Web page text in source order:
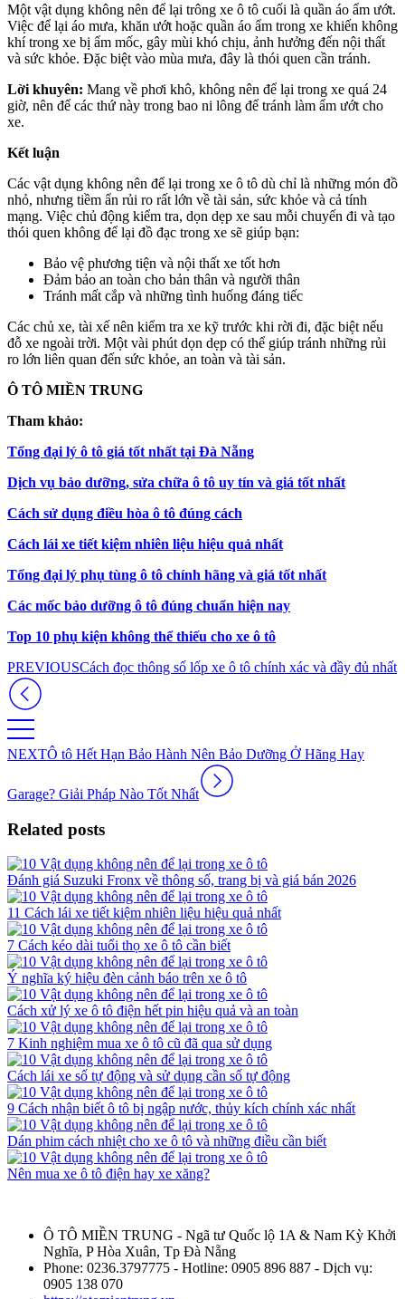
Một vật dụng không nên để lại trông xe ô tô cuối là quần áo ẩm ướt.
Việc để lại áo mưa, khăn ướt hoặc quần áo ẩm trong xe khiến không
khí trong xe bị ẩm mốc, gây mùi khó chịu, ảnh hưởng đến nội thất
và sức khỏe. Đặc biệt vào mùa mưa, đây là thói quen cần tránh.
Lời khuyên: Mang về phơi khô, không nên để lại trong xe quá 24
giờ, nên để các thứ này trong bao ni lông để tránh làm ẩm ướt cho
xe.
Kết luận
Các vật dụng không nên để lại trong xe ô tô dù chỉ là những món đồ
nhỏ, nhưng tiềm ẩn rủi ro rất lớn về tài sản, sức khỏe và cả tính
mạng. Việc chủ động kiểm tra, dọn dẹp xe sau mỗi chuyến đi và tạo
thói quen không để lại đồ đạc trong xe sẽ giúp bạn:
Bảo vệ phương tiện và nội thất xe tốt hơn
Đảm bảo an toàn cho bản thân và người thân
Tránh mất cắp và những tình huống đáng tiếc
Các chủ xe, tài xế nên kiểm tra xe kỹ trước khi rời đi, đặc biệt nếu
đỗ xe ngoài trời. Một vài phút dọn dẹp có thể giúp tránh những rủi
ro lớn liên quan đến sức khỏe, an toàn và tài sản.
Ô TÔ MIỀN TRUNG
Tham khảo:
Tổng đại lý ô tô giá tốt nhất tại Đà Nẵng
Dịch vụ bảo dưỡng, sửa chữa ô tô uy tín và giá tốt nhất
Cách sử dụng điều hòa ô tô đúng cách
Cách lái xe tiết kiệm nhiên liệu hiệu quả nhất
Tổng đại lý phụ tùng ô tô chính hãng và giá tốt nhất
Các mốc bảo dưỡng ô tô đúng chuẩn hiện nay
Top 10 phụ kiện không thể thiếu cho xe ô tô
PREVIOUSCách đọc thông số lốp xe ô tô chính xác và đầy đủ nhất
NEXTÔ tô Hết Hạn Bảo Hành Nên Bảo Dưỡng Ở Hãng Hay
Garage? Giải Pháp Nào Tốt Nhất
Related posts
Đánh giá Suzuki Fronx về thông số, trang bị và giá bán 2026
11 Cách lái xe tiết kiệm nhiên liệu hiệu quả nhất
7 Cách kéo dài tuổi thọ xe ô tô cần biết
Ý nghĩa ký hiệu đèn cảnh báo trên xe ô tô
Cách xử lý xe ô tô điện hết pin hiệu quả và an toàn
7 Kinh nghiệm mua xe ô tô cũ đã qua sử dụng
Cách lái xe số tự động và sử dụng cần số tự động
9 Cách nhận biết ô tô bị ngập nước, thủy kích chính xác nhất
Dán phim cách nhiệt cho xe ô tô và những điều cần biết
Nên mua xe ô tô điện hay xe xăng?
Ô TÔ MIỀN TRUNG - Ngã tư Quốc lộ 1A & Nam Kỳ Khởi
Nghĩa, P Hòa Xuân, Tp Đà Nẵng
Phone: 0236.3797775 - Hotline: 0905 896 887 - Dịch vụ:
0905 138 070